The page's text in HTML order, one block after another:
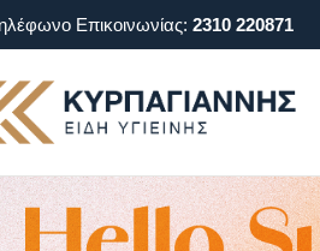
Επικοινωνίας: 2310 220871